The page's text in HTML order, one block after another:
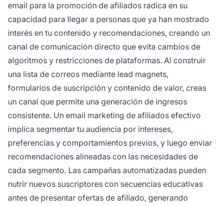
email para la promoción de afiliados radica en su
capacidad para llegar a personas que ya han mostrado
interés en tu contenido y recomendaciones, creando un
canal de comunicación directo que evita cambios de
algoritmos y restricciones de plataformas. Al construir
una lista de correos mediante lead magnets,
formularios de suscripción y contenido de valor, creas
un canal que permite una generación de ingresos
consistente. Un email marketing de afiliados efectivo
implica segmentar tu audiencia por intereses,
preferencias y comportamientos previos, y luego enviar
recomendaciones alineadas con las necesidades de
cada segmento. Las campañas automatizadas pueden
nutrir nuevos suscriptores con secuencias educativas
antes de presentar ofertas de afiliado, generando